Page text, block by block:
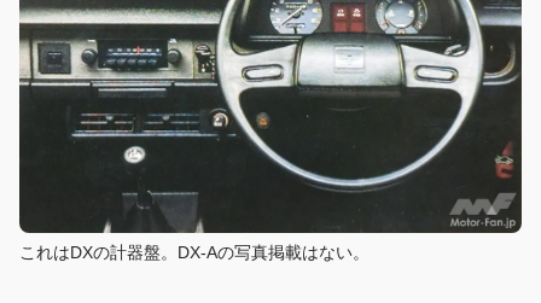
これはDXの計器盤。DX-Aの写真掲載はない。